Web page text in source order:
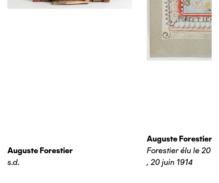
Auguste Forestier
s.d.
Auguste Forestier
Forestier élu le 20
, 20 juin 1914